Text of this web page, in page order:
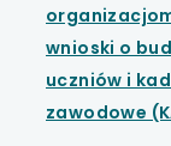
wnioski o
uczniów i
zawodowe